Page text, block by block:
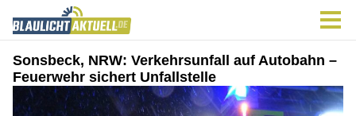
Sonsbeck, NRW: Verkehrsunfall auf Autobahn –
Feuerwehr sichert Unfallstelle